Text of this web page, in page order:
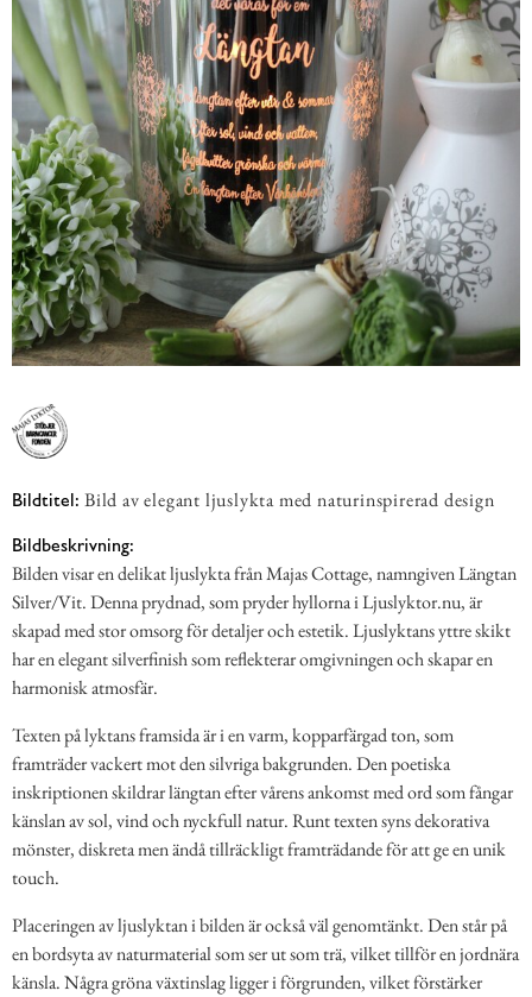
Bildtitel: Bild av elegant ljuslykta med naturinspirerad design
Bildbeskrivning:
Bilden visar en delikat ljuslykta från Majas Cottage, namngiven Längtan
Silver/Vit. Denna prydnad, som pryder hyllorna i Ljuslyktor.nu, är
skapad med stor omsorg för detaljer och estetik. Ljuslyktans yttre skikt
har en elegant silverfinish som reflekterar omgivningen och skapar en
harmonisk atmosfär.
Texten på lyktans framsida är i en varm, kopparfärgad ton, som
framträder vackert mot den silvriga bakgrunden. Den poetiska
inskriptionen skildrar längtan efter vårens ankomst med ord som fångar
känslan av sol, vind och nyckfull natur. Runt texten syns dekorativa
mönster, diskreta men ändå tillräckligt framträdande för att ge en unik
touch.
Placeringen av ljuslyktan i bilden är också väl genomtänkt. Den står på
en bordsyta av naturmaterial som ser ut som trä, vilket tillför en jordnära
känsla. Några gröna växtinslag ligger i förgrunden, vilket förstärker